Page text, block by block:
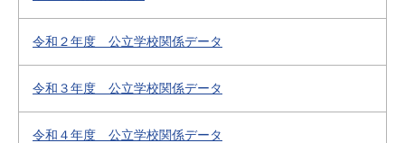
令和２年度 公立学校関係データ
令和３年度 公立学校関係データ
令和４年度 公立学校関係データ